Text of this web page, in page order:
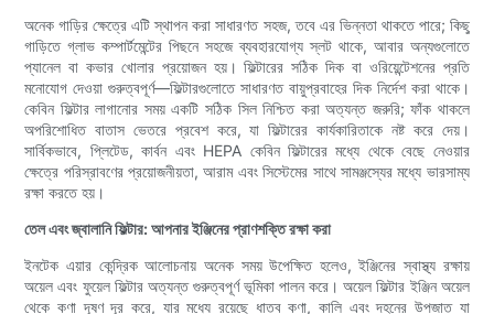
অনেক গাড়ির ক্ষেত্রে এটি স্থাপন করা সাধারণত সহজ, তবে এর ভিন্নতা থাকতে পারে; কিছু
গাড়িতে গ্লাভ কম্পার্টমেন্টের পিছনে সহজে ব্যবহারযোগ্য স্লট থাকে, আবার অন্যগুলোতে
প্যানেল বা কভার খোলার প্রয়োজন হয়। ফিল্টারের সঠিক দিক বা ওরিয়েন্টেশনের প্রতি
মনোযোগ দেওয়া গুরুত্বপূর্ণ—ফিল্টারগুলোতে সাধারণত বায়ুপ্রবাহের দিক নির্দেশ করা থাকে।
কেবিন ফিল্টার লাগানোর সময় একটি সঠিক সিল নিশ্চিত করা অত্যন্ত জরুরি; ফাঁক থাকলে
অপরিশোধিত বাতাস ভেতরে প্রবেশ করে, যা ফিল্টারের কার্যকারিতাকে নষ্ট করে দেয়।
সার্বিকভাবে, প্লিটেড, কার্বন এবং HEPA কেবিন ফিল্টারের মধ্যে থেকে বেছে নেওয়ার
ক্ষেত্রে পরিস্রাবণের প্রয়োজনীয়তা, আরাম এবং সিস্টেমের সাথে সামঞ্জস্যের মধ্যে ভারসাম্য
রক্ষা করতে হয়।
তেল এবং জ্বালানি ফিল্টার: আপনার ইঞ্জিনের প্রাণশক্তি রক্ষা করা
ইনটেক এয়ার কেন্দ্রিক আলোচনায় অনেক সময় উপেক্ষিত হলেও, ইঞ্জিনের স্বাস্থ্য রক্ষায়
অয়েল এবং ফুয়েল ফিল্টার অত্যন্ত গুরুত্বপূর্ণ ভূমিকা পালন করে। অয়েল ফিল্টার ইঞ্জিন অয়েল
থেকে কণা দূষণ দূর করে, যার মধ্যে রয়েছে ধাতব কণা, কালি এবং দহনের উপজাত যা